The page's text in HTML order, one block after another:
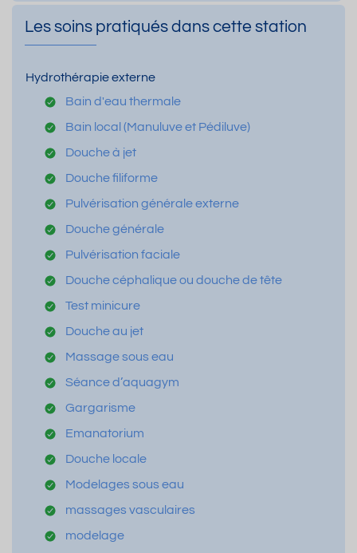
Les soins pratiqués dans cette station
Hydrothérapie externe
Bain d'eau thermale
Bain local (Manuluve et Pédiluve)
Douche à jet
Douche filiforme
Pulvérisation générale externe
Douche générale
Pulvérisation faciale
Douche céphalique ou douche de tête
Test minicure
Douche au jet
Massage sous eau
Séance d’aquagym
Gargarisme
Emanatorium
Douche locale
Modelages sous eau
massages vasculaires
modelage